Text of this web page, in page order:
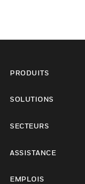
PRODUITS
SOLUTIONS
SECTEURS
ASSISTANCE
EMPLOIS